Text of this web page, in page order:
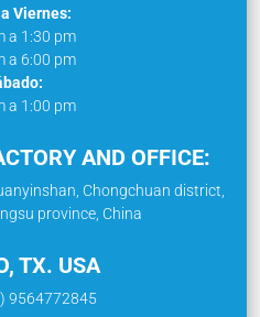
Viernes:
a 1:30 pm
a 6:00 pm
a 1:00 pm
AND OFFICE:
Chongchuan district,
province, China
TX. USA
9564772845